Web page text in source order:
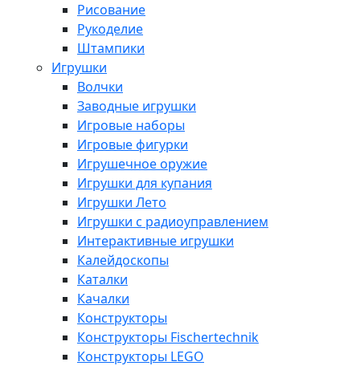
Рисование
Рукоделие
Штампики
Игрушки
Волчки
Заводные игрушки
Игровые наборы
Игровые фигурки
Игрушечное оружие
Игрушки для купания
Игрушки Лето
Игрушки с радиоуправлением
Интерактивные игрушки
Калейдоскопы
Каталки
Качалки
Конструкторы
Конструкторы Fisсhertechnik
Конструкторы LEGO